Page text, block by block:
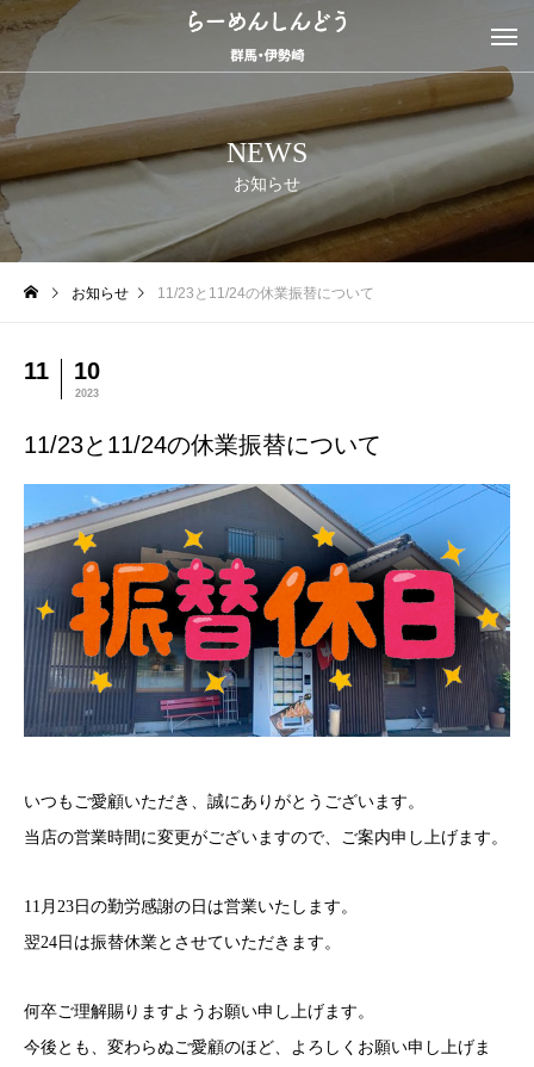
NEWS
お知らせ
お知らせ 11/23と11/24の休業振替について
11 10
2023
11/23と11/24の休業振替について
いつもご愛顧いただき、誠にありがとうございます。
当店の営業時間に変更がございますので、ご案内申し上げます。
11月23日の勤労感謝の日は営業いたします。
翌24日は振替休業とさせていただきます。
何卒ご理解賜りますようお願い申し上げます。
今後とも、変わらぬご愛顧のほど、よろしくお願い申し上げま